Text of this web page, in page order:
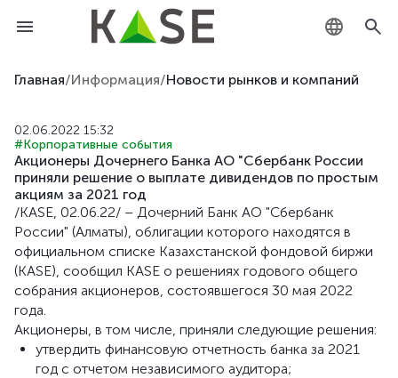
KZ
EN
Главная/Информация/Новости рынков и компаний
02.06.2022 15:32
#Корпоративные события
Акционеры Дочернего Банка АО "Сбербанк России
приняли решение о выплате дивидендов по простым
акциям за 2021 год
/KASE, 02.06.22/ – Дочерний Банк АО "Сбербанк
России" (Алматы), облигации которого находятся в
официальном списке Казахстанской фондовой биржи
(KASE), сообщил KASE о решениях годового общего
собрания акционеров, состоявшегося 30 мая 2022
года.
Акционеры, в том числе, приняли следующие решения:
утвердить финансовую отчетность банка за 2021
год с отчетом независимого аудитора;